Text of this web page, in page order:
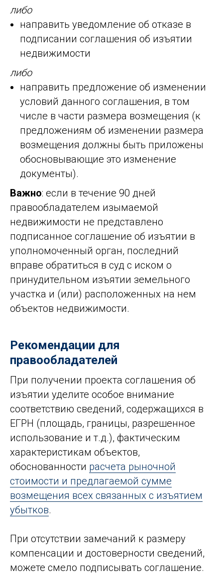
либо
направить уведомление об отказе в
подписании соглашения об изъятии
недвижимости
либо
направить предложение об изменении
условий данного соглашения, в том
числе в части размера возмещения (к
предложениям об изменении размера
возмещения должны быть приложены
обосновывающие это изменение
документы).
Важно: если в течение 90 дней
правообладателем изымаемой
недвижимости не представлено
подписанное соглашение об изъятии в
уполномоченный орган, последний
вправе обратиться в суд с иском о
принудительном изъятии земельного
участка и (или) расположенных на нем
объектов недвижимости.
Рекомендации для
правообладателей
При получении проекта соглашения об
изъятии уделите особое внимание
соответствию сведений, содержащихся в
ЕГРН (площадь, границы, разрешенное
использование и т.д.), фактическим
характеристикам объектов,
обоснованности расчета рыночной
стоимости и предлагаемой сумме
возмещения всех связанных с изъятием
убытков.
При отсутствии замечаний к размеру
компенсации и достоверности сведений,
можете смело подписывать соглашение.